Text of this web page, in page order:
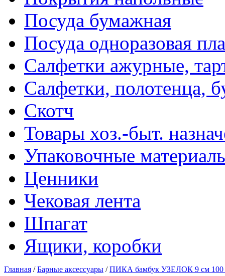
Посуда бумажная
Посуда одноразовая
Салфетки ажурные,
Салфетки, полотенца,
Скотч
Товары хоз.-быт.
Упаковочные
Ценники
Чековая лента
Шпагат
Ящики, коробки
Главная /Барные аксессуары /ПИКА бамбук УЗЕЛОК 9 см 100